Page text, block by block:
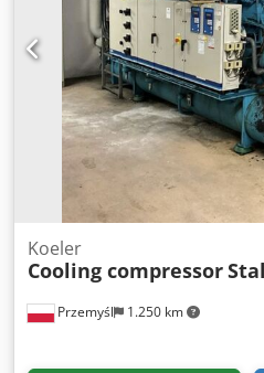
Przemyśl 1.250 km
Koeler
Cooling compressor